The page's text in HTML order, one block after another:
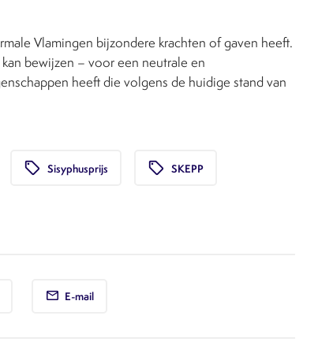
Vlamingen bijzondere krachten of gaven heeft.
bewijzen – voor een neutrale en
heeft die volgens de huidige stand van
local_offer Sisyphusprijs local_offer SKEPP
E-mail